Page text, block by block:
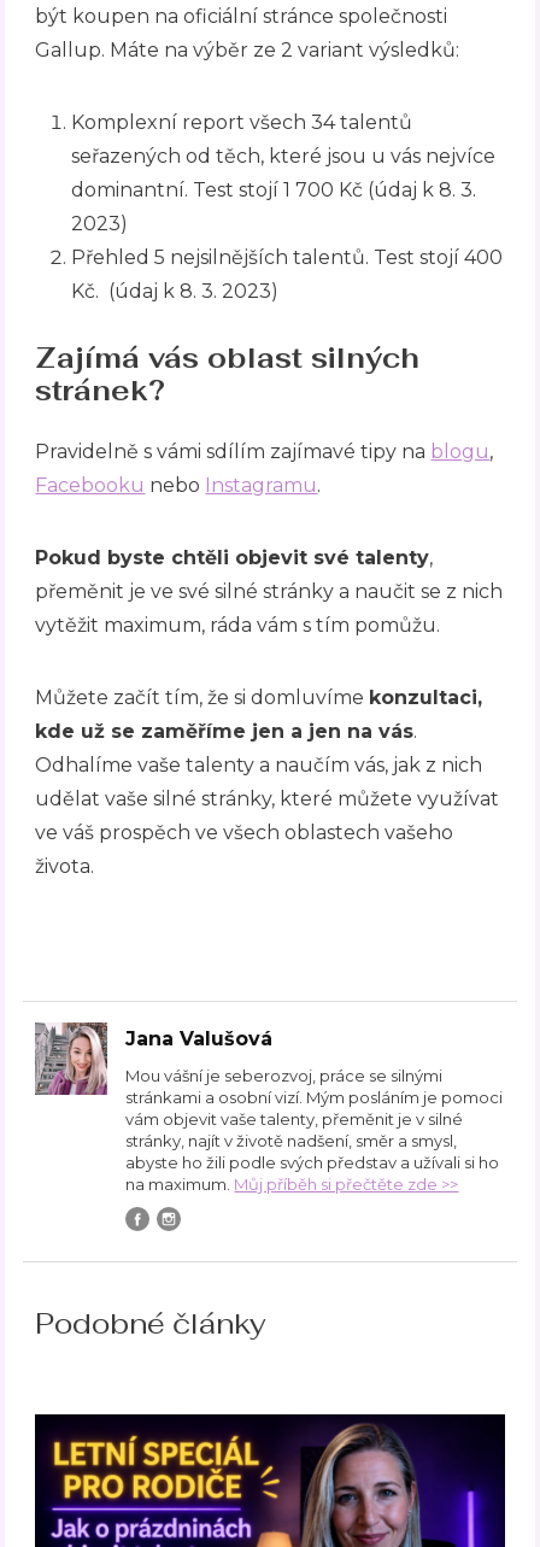
být koupen na oficiální stránce společnosti
Gallup. Máte na výběr ze 2 variant výsledků:
Komplexní report všech 34 talentů
seřazených od těch, které jsou u vás nejvíce
dominantní. Test stojí 1 700 Kč (údaj k 8. 3.
2023)
Přehled 5 nejsilnějších talentů. Test stojí 400
Kč. (údaj k 8. 3. 2023)
Zajímá vás oblast silných
stránek?
Pravidelně s vámi sdílím zajímavé tipy na blogu,
Facebooku nebo Instagramu.
Pokud byste chtěli objevit své talenty,
přeměnit je ve své silné stránky a naučit se z nich
vytěžit maximum, ráda vám s tím pomůžu.
Můžete začít tím, že si domluvíme konzultaci,
kde už se zaměříme jen a jen na vás.
Odhalíme vaše talenty a naučím vás, jak z nich
udělat vaše silné stránky, které můžete využívat
ve váš prospěch ve všech oblastech vašeho
života.
Jana Valušová
Mou vášní je seberozvoj, práce se silnými
stránkami a osobní vizí. Mým posláním je pomoci
vám objevit vaše talenty, přeměnit je v silné
stránky, najít v životě nadšení, směr a smysl,
abyste ho žili podle svých představ a užívali si ho
na maximum. Můj příběh si přečtěte zde >>
Podobné články